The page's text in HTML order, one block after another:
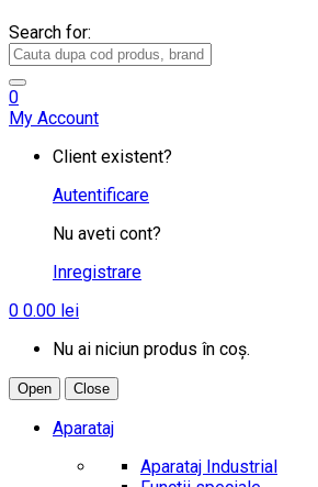
Search for:
0
My Account
Client existent?
Autentificare
Nu aveti cont?
Inregistrare
0 0.00 lei
Nu ai niciun produs în coș.
Open Close
Aparataj
Aparataj Industrial